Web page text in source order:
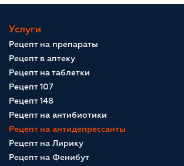
Услуги
Рецепт на препараты
Рецепт в аптеку
Рецепт на таблетки
Рецепт 107
Рецепт 148
Рецепт на антибиотики
Рецепт на антидепрессанты
Рецепт на Лирику
Рецепт на Фенибут